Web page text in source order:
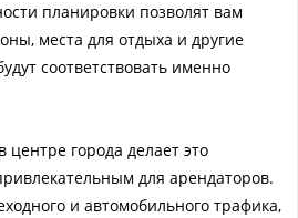
планировки позволят вам
места для отдыха и другие
соответствовать именно
города делает это
для арендаторов.
и автомобильного трафика,